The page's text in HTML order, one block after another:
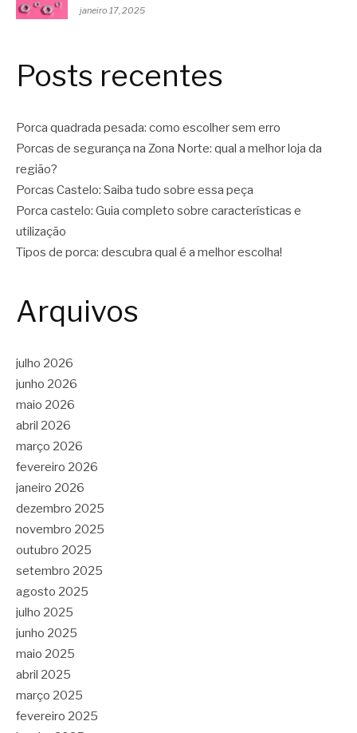
janeiro 17, 2025
Posts recentes
Porca quadrada pesada: como escolher sem erro
Porcas de segurança na Zona Norte: qual a melhor loja da
região?
Porcas Castelo: Saiba tudo sobre essa peça
Porca castelo: Guia completo sobre características e
utilização
Tipos de porca: descubra qual é a melhor escolha!
Arquivos
julho 2026
junho 2026
maio 2026
abril 2026
março 2026
fevereiro 2026
janeiro 2026
dezembro 2025
novembro 2025
outubro 2025
setembro 2025
agosto 2025
julho 2025
junho 2025
maio 2025
abril 2025
março 2025
fevereiro 2025